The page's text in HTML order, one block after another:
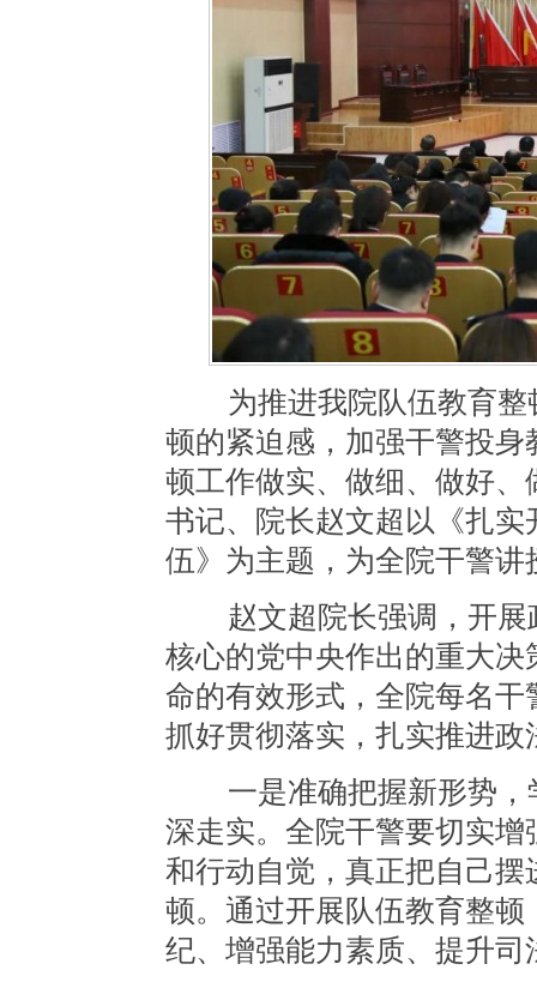
为推进我院队伍教育整
顿的紧迫感，加强干警投
顿工作做实、做细、做好
书记、院长赵文超以《扎
伍》为主题，为全院干警讲
赵文超院长强调，开展
核心的党中央作出的重大
命的有效形式，全院每名
抓好贯彻落实，扎实推进政
一是准确把握新形势，
深走实。全院干警要切实
和行动自觉，真正把自己
顿。通过开展队伍教育整
纪、增强能力素质、提升司